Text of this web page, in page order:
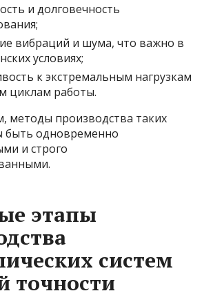
и долговечность
вибраций и шума, что важно в
условиях;
к экстремальным нагрузкам
циклам работы.
методы производства таких
быть одновременно
и строго
этапы
систем
точности